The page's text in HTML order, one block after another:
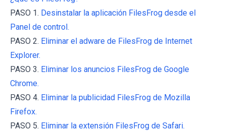
PASO 1. Desinstalar la aplicación FilesFrog desde el
Panel de control.
PASO 2. Eliminar el adware de FilesFrog de Internet
Explorer.
PASO 3. Eliminar los anuncios FilesFrog de Google
Chrome.
PASO 4. Eliminar la publicidad FilesFrog de Mozilla
Firefox.
PASO 5. Eliminar la extensión FilesFrog de Safari.